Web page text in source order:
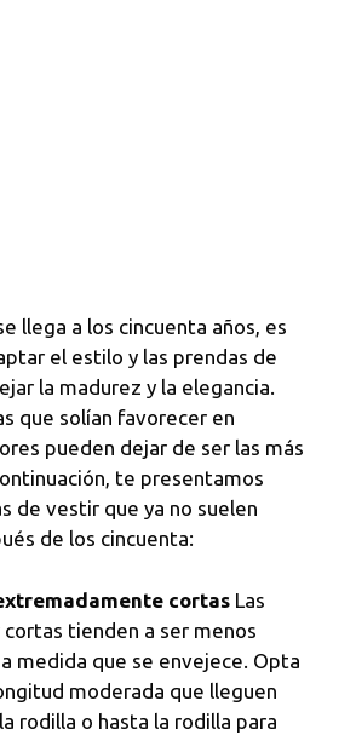
llega a los cincuenta años, es
el estilo y las prendas de
la madurez y la elegancia.
que solían favorecer en
pueden dejar de ser las más
te presentamos
de vestir que ya no suelen
de los cincuenta:
cortas Las
tienden a ser menos
medida que se envejece. Opta
moderada que lleguen
rodilla o hasta la rodilla para